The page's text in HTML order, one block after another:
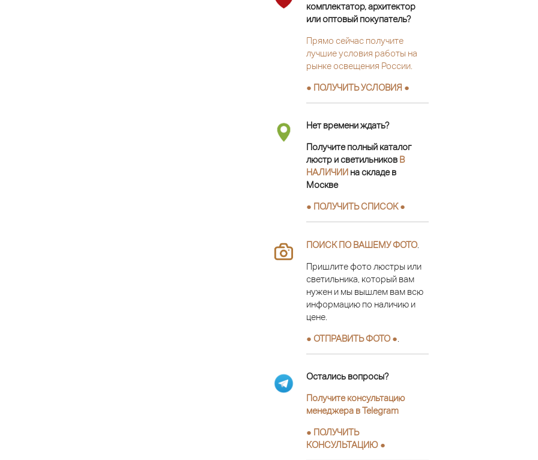
комплектатор, архитектор
или оптовый покупатель?
Прямо сейчас получите
лучшие условия работы на
рынке освещения России.
● ПОЛУЧИТЬ УСЛОВИЯ ●
Нет времени ждать?
Получите полный каталог
люстр и светильников В
НАЛИЧИИ на складе в
Москве
● ПОЛУЧИТЬ СПИСОК ●
ПОИСК ПО ВАШЕМУ ФОТО
Пришлите фото люстры или
светильника, который вам
нужен и мы вышлем вам всю
информацию по наличию и
цене.
● ОТПРАВИТЬ ФОТО ●
Остались вопросы?
Получите консультацию
менеджера в Telegram
● ПОЛУЧИТЬ
КОНСУЛЬТАЦИЮ ●